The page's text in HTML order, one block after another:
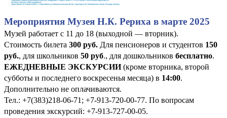
Мероприятия Музея Н.К. Рериха в марте 2025
Музей работает с 11 до 18 (выходной — вторник).
Стоимость билета 300 руб. Для пенсионеров и студентов 150
руб., для школьников 50 руб., для дошкольников бесплатно.
ЕЖЕДНЕВНЫЕ ЭКСКУРСИИ(кроме вторника, второй
субботы и последнего воскресенья месяца) в 14:00.
Дополнительно не оплачиваются.
Тел.: +7(383)218-06-71; +7-913-720-00-77. По вопросам
проведения экскурсий: +7-913-727-00-05.